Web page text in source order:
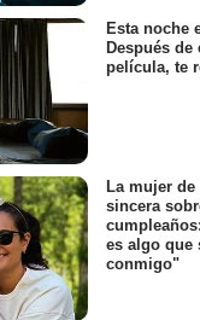
Esta noche
Después de
película, te
La mujer
sincera
es algo que
conmigo"